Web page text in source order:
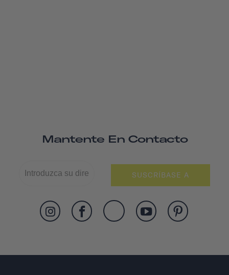
Mantente En Contacto
SUSCRÍBASE A